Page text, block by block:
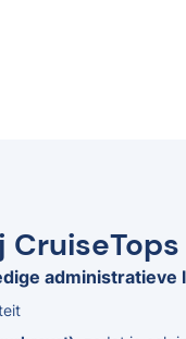
administratieve